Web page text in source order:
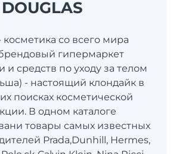
DOUGLAS
косметика со всего мира
гипермаркет
средств по уходу за телом
- настоящий клондайк в
поисках косметической
В одном каталоге
товары самых известных
Prada,Dunhill, Hermes,